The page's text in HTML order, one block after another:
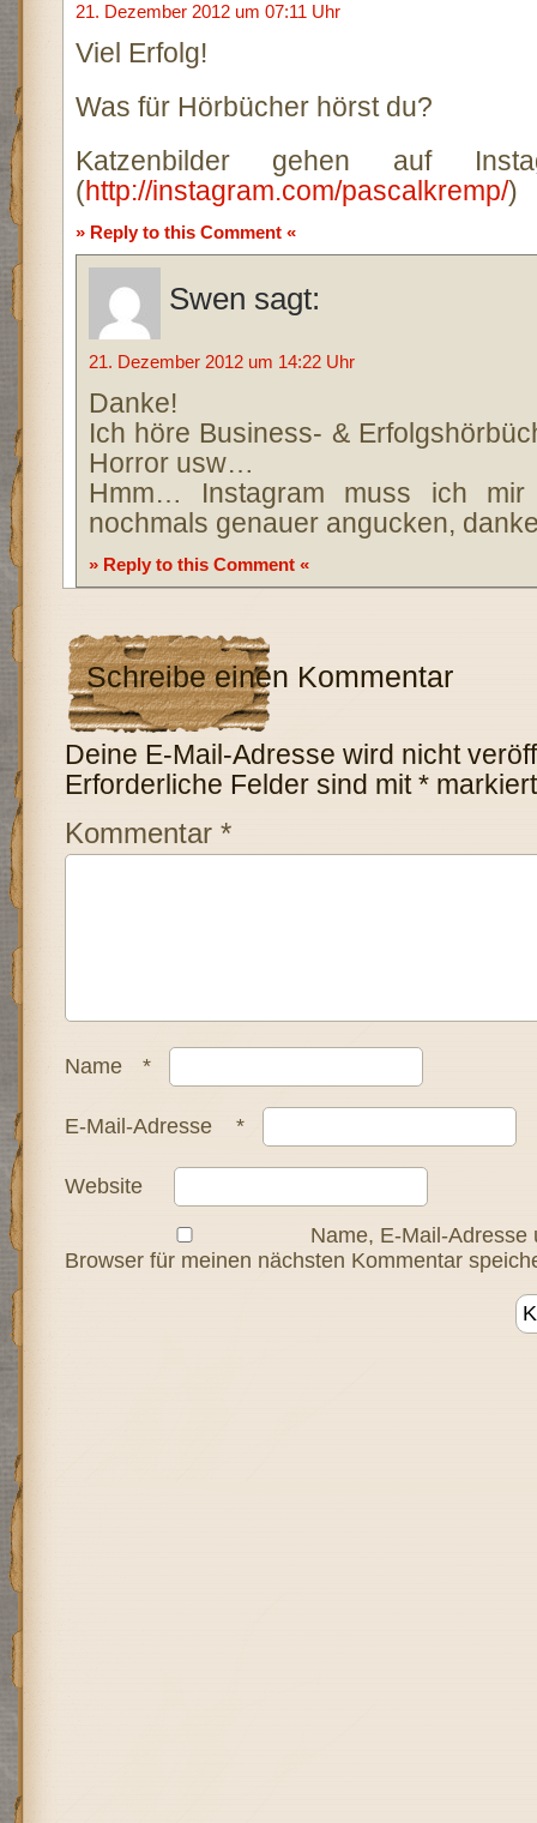
21. Dezember 2012 um 07:11 Uhr
Viel Erfolg!
Was für Hörbücher hörst du?
Katzenbilder gehen auf
(http://instagram.com/pascalkremp/)
» Reply to this Comment «
Swen sagt:
21. Dezember 2012 um 14:22 Uhr
Danke!
Ich höre Business- &
Horror usw…
Hmm… Instagram muss ich
nochmals genauer angucken,
» Reply to this Comment «
Schreibe einen Kommentar
Deine E-Mail-Adresse wird nicht
Erforderliche Felder sind mit*markiert
Kommentar *
Name *
E-Mail-Adresse *
Website
Name, E-Mail-Adresse
Browser für meinen nächsten Kommentar